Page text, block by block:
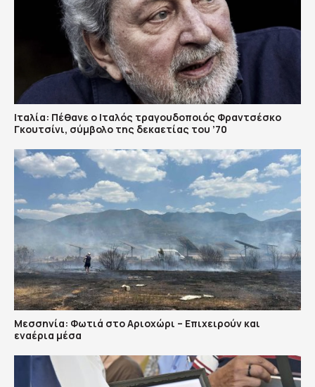
Ιταλία: Πέθανε ο Ιταλός τραγουδοποιός Φραντσέσκο
Γκουτσίνι, σύμβολο της δεκαετίας του ’70
Μεσσηνία: Φωτιά στο Αριοχώρι – Επιχειρούν και
εναέρια μέσα